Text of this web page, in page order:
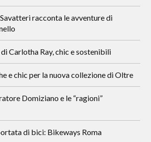
racconta le avventure di
Carlotha Ray, chic e sostenibili
e chic per la nuova collezione di Oltre
Domiziano e le “ragioni”
di bici: Bikeways Roma